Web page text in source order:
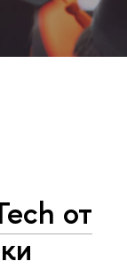
от